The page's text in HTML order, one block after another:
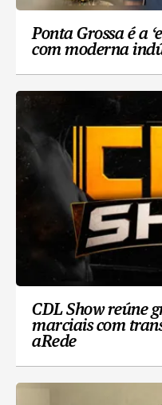
Ponta Grossa é a
com moderna
CDL Show reúne
marciais com
aRede